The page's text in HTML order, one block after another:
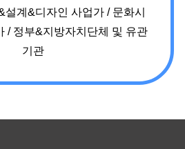
설계&디자인 사업가/문화시
/정부&지방자치단체 및 유관
기관